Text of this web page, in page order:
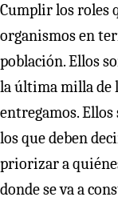
Cumplir los roles
organismos en
población. Ellos
la última milla de
entregamos. Ellos
los que deben
priorizar a
donde se va a